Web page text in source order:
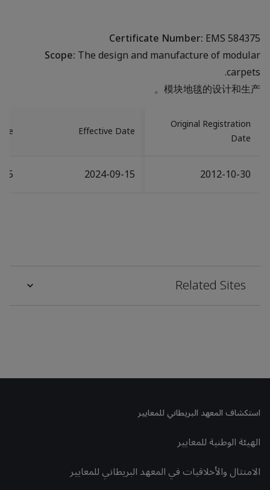
Certificate Number:EMS 584375
Scope:The design and manufacture of modular
carpets.
模块地毯的设计和生产。
Original Registration
Date
Effective Date
2012-10-30
2024-09-15
Related Sites
استكشاف المعهد البريطاني للمعايير
الهيئة الوطنية للمعايير
الامتثال والأخلاقيات في المعهد البريطاني للمعايير